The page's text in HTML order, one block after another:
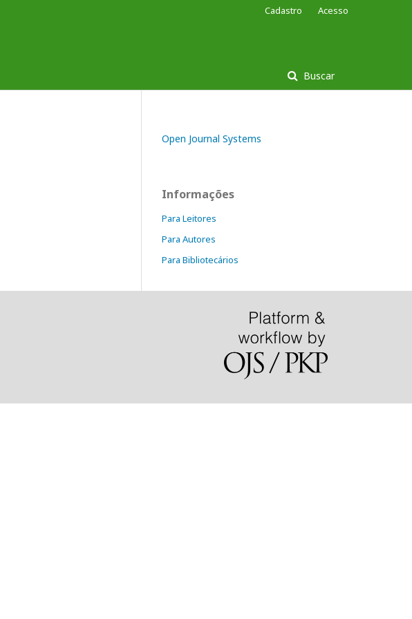
Buscar
Cadastro Acesso
Open Journal Systems
Informações
Para Leitores
Para Autores
Para Bibliotecários